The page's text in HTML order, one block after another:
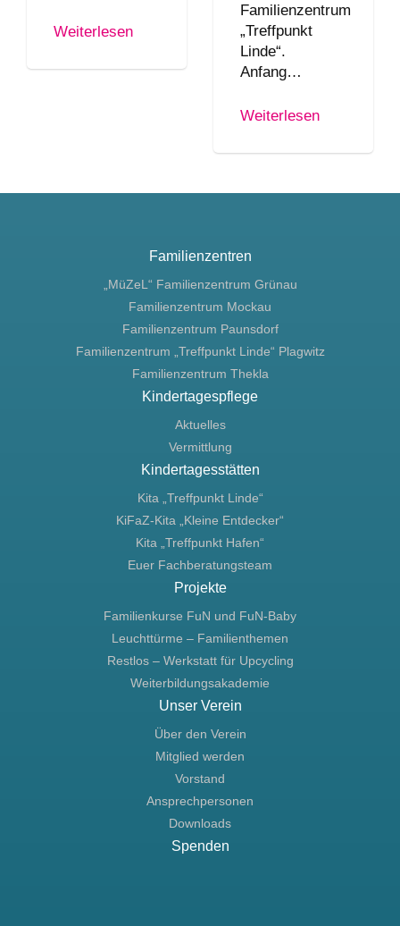
Weiterlesen
Familienzentrum
„Treffpunkt
Linde“.
Anfang…
Weiterlesen
Familienzentren
„MüZeL“ Familienzentrum Grünau
Familienzentrum Mockau
Familienzentrum Paunsdorf
Familienzentrum „Treffpunkt Linde“ Plagwitz
Familienzentrum Thekla
Kindertagespflege
Aktuelles
Vermittlung
Kindertagesstätten
Kita „Treffpunkt Linde“
KiFaZ-Kita „Kleine Entdecker“
Kita „Treffpunkt Hafen“
Euer Fachberatungsteam
Projekte
Familienkurse FuN und FuN-Baby
Leuchttürme – Familienthemen
Restlos – Werkstatt für Upcycling
Weiterbildungsakademie
Unser Verein
Über den Verein
Mitglied werden
Vorstand
Ansprechpersonen
Downloads
Spenden